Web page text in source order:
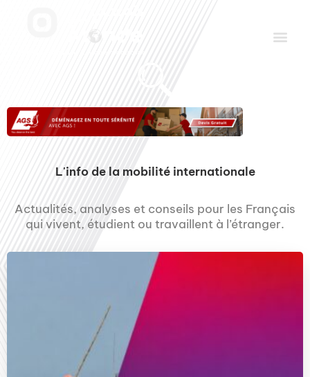
L'info de la mobilité internationale
Actualités, analyses et conseils pour les Français
qui vivent, étudient ou travaillent à l’étranger.